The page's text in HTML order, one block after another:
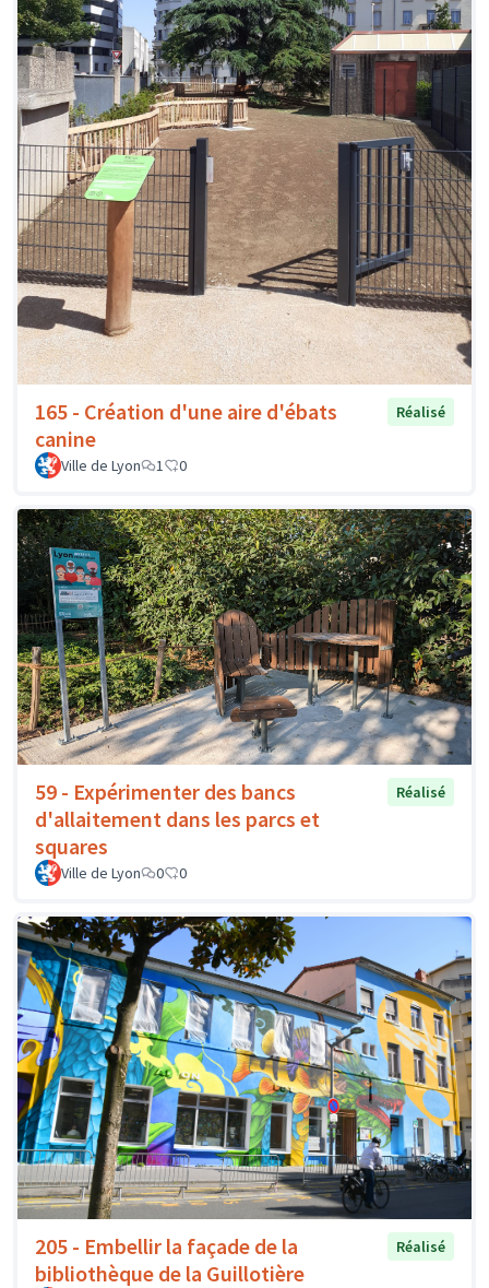
165 - Création d'une aire d'ébats
canine
Réalisé
Ville de Lyon 1 0
59 - Expérimenter des bancs
d'allaitement dans les parcs et
squares
Réalisé
Ville de Lyon 0 0
205 - Embellir la façade de la
bibliothèque de la Guillotière
Réalisé